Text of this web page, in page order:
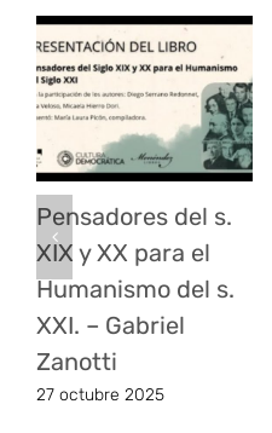
Pensadores del s.
XIX y XX para el
Humanismo del s.
XXI. – Gabriel
Zanotti
27 octubre 2025